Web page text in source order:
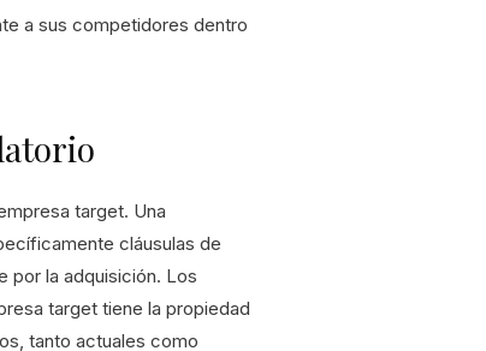
a sus competidores dentro
target. Una
cláusulas de
por la adquisición. Los
target tiene la propiedad
tanto actuales como